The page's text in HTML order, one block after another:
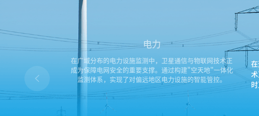
运营的数字化
电力
在广域分布的电力设施监测中，卫星通信与物联网技术正
成为保障电网安全的重要支撑。通过构建"空天地"一体化
监测体系，实现了对偏远地区电力设施的智能管控。